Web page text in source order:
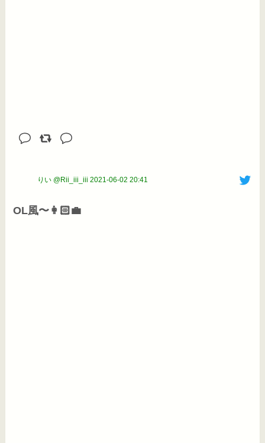
りい @Rii_iii_iii 2021-06-02 20:41
OL風〜👩🏻‍💼